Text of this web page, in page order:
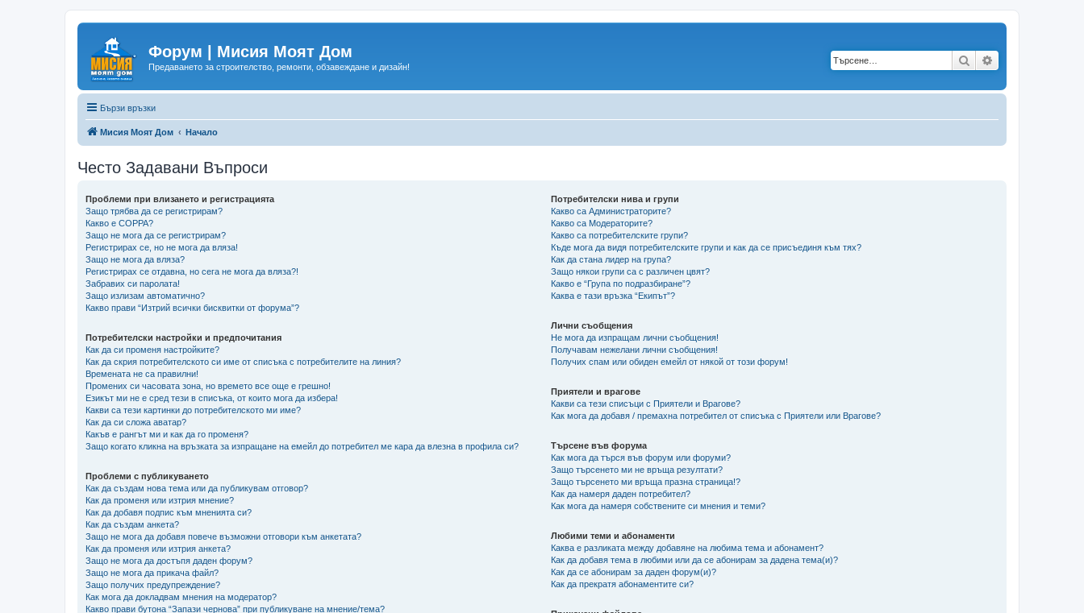
Форум | Мисия Моят Дом
Предаването за строителство, ремонти, обзавеждане и дизайн! Търсене
Бързи връзки
Мисия Моят Дом Начало
Често Задавани Въпроси
Проблеми при влизането и регистрацията
Защо трябва да се регистрирам?
Какво е COPPA?
Защо не мога да се регистрирам?
Регистрирах се, но не мога да вляза!
Защо не мога да вляза?
Регистрирах се отдавна, но сега не мога да вляза?!
Забравих си паролата!
Защо излизам автоматично?
Какво прави “Изтрий всички бисквитки от форума”?
Потребителски настройки и предпочитания
Как да си променя настройките?
Как да скрия потребителското си име от списъка с потребителите на линия?
Времената не са правилни!
Промених си часовата зона, но времето все още е грешно!
Езикът ми не е сред тези в списъка, от които мога да избера!
Какви са тези картинки до потребителското ми име?
Как да си сложа аватар?
Какъв е рангът ми и как да го променя?
Защо когато кликна на връзката за изпращане на емейл до потребител ме кара да влезна в профила си?
Проблеми с публикуването
Как да създам нова тема или да публикувам отговор?
Как да променя или изтрия мнение?
Как да добавя подпис към мненията си?
Как да създам анкета?
Защо не мога да добавя повече възможни отговори към анкетата?
Как да променя или изтрия анкета?
Защо не мога да достъпя даден форум?
Защо не мога да прикача файл?
Защо получих предупреждение?
Как мога да докладвам мнения на модератор?
Какво прави бутона “Запази чернова” при публикуване на мнение/тема?
Потребителски нива и групи
Какво са Администраторите?
Какво са Модераторите?
Какво са потребителските групи?
Къде мога да видя потребителските групи и как да се присъединя към тях?
Как да стана лидер на група?
Защо някои групи са с различен цвят?
Какво е “Група по подразбиране”?
Каква е тази връзка “Екипът”?
Лични съобщения
Не мога да изпращам лични съобщения!
Получавам нежелани лични съобщения!
Получих спам или обиден емейл от някой от този форум!
Приятели и врагове
Какви са тези списъци с Приятели и Врагове?
Как мога да добавя / премахна потребител от списъка с Приятели или Врагове?
Търсене във форума
Как мога да търся във форум или форуми?
Защо търсенето ми не връща резултати?
Защо търсенето ми връща празна страница!?
Как да намеря даден потребител?
Как мога да намеря собствените си мнения и теми?
Любими теми и абонаменти
Каква е разликата между добавяне на любима тема и абонамент?
Как да добавя тема в любими или да се абонирам за дадена тема(и)?
Как да се абонирам за даден форум(и)?
Как да прекратя абонаментите си?